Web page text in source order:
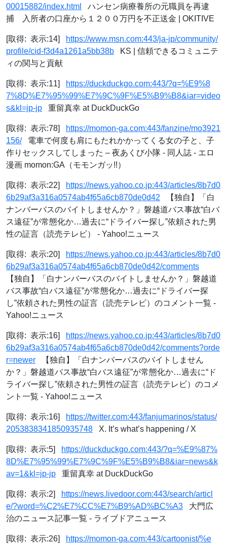
00015882/index.html
ハンセン病療養所の元職員を再逮
捕 入所者の口座から１２００万円を不正送金 | OKITIVE
[取得: 表示:14]
https://www.msn.com:443/ja-jp/community/
profile/cid-f3d4a1261a5bb38b KS | 信頼できるコミュニテ
ィの関与と貢献
[取得: 表示:11]
https://duckduckgo.com:443/?q=%E9%8
7%8D%E7%95%99%E7%9C%9F%E5%B9%B8&iar=video
s&kl=jp-jp 重留真幸 at DuckDuckGo
[取得: 表示:78]
https://momon-ga.com:443/fanzine/mo3921
156/電車で何度も肩にもたれかかってくる女の子と、子
作りセックスしてしまった – 夜あくび小隊 - 同人誌 - エロ
漫画 momon:GA（モモンガッ!!）
[取得: 表示:22]
https://news.yahoo.co.jp:443/articles/8b7d0
6b29af3a316a0574ab4f65a6cb870de0d42 【独自】「白
ナンバーバスのバイトしませんか？」磐越道バス事故“白バ
ス遠征”が常態化か…過去に“ドライバー探し”依頼された男
性の証言（読売テレビ） - Yahoo!ニュース
[取得: 表示:20]
https://news.yahoo.co.jp:443/articles/8b7d0
6b29af3a316a0574ab4f65a6cb870de0d42/comments
【独自】「白ナンバーバスのバイトしませんか？」磐越道
バス事故“白バス遠征”が常態化か…過去に“ドライバー探
し”依頼された男性の証言（読売テレビ）のコメント一覧 -
Yahoo!ニュース
[取得: 表示:16]
https://news.yahoo.co.jp:443/articles/8b7d0
6b29af3a316a0574ab4f65a6cb870de0d42/comments?orde
r=newer 【独自】「白ナンバーバスのバイトしません
か？」磐越道バス事故“白バス遠征”が常態化か…過去に“ド
ライバー探し”依頼された男性の証言（読売テレビ）のコメ
ント一覧 - Yahoo!ニュース
[取得: 表示:16]
https://twitter.com:443/fanjumarinos/status/
2053838341850935748 X. It’s what’s happening / X
[取得: 表示:5]
https://duckduckgo.com:443/?q=%E9%87%
8D%E7%95%99%E7%9C%9F%E5%B9%B8&iar=news&k
av=1&kl=jp-jp 重留真幸 at DuckDuckGo
[取得: 表示:2]
https://news.livedoor.com:443/search/articl
e/?word=%C2%E7%CC%E7%B9%AD%BC%A3 大門広
治のニュース記事一覧 - ライブドアニュース
[取得: 表示:26]
https://momon-ga.com:443/cartoonist/%e